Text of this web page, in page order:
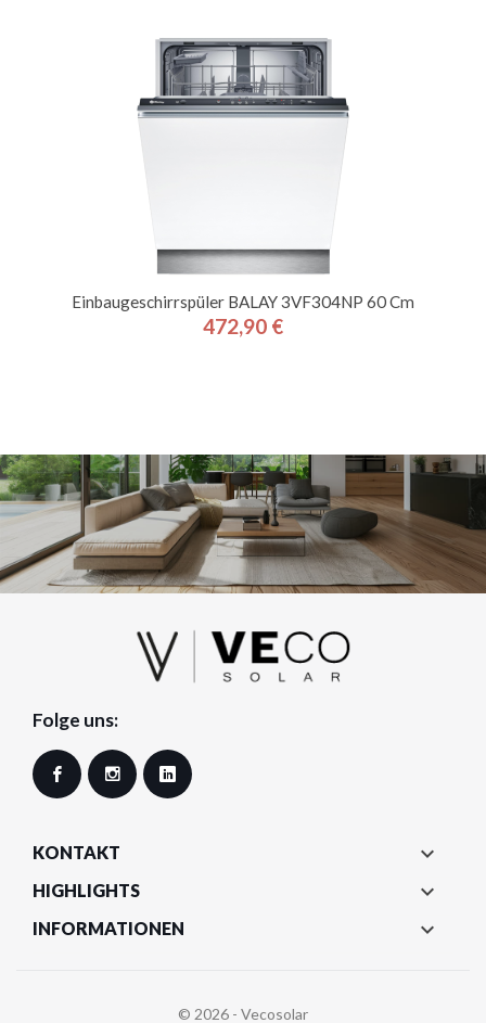
Einbaugeschirrspüler BALAY 3VF304NP 60 Cm
Preis
472,90 €
Folge uns:
Facebook Instagram
KONTAKT 
HIGHLIGHTS 
INFORMATIONEN 
© 2026 - Vecosolar